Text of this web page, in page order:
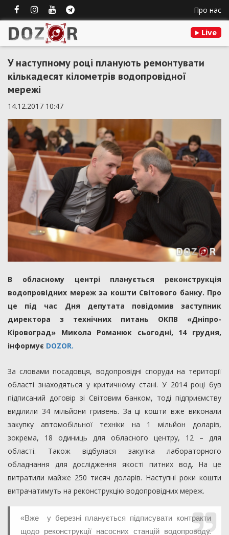
Про нас
Live
У наступному році планують ремонтувати
кількадесят кілометрів водопровідної
мережі
14.12.2017 10:47
В обласному центрі планується реконструкція
водопровідних мереж за кошти Світового банку. Про
це під час Дня депутата повідомив заступник
директора з технічних питань ОКПВ «Дніпро-
Кіровоград» Микола Романюк сьогодні, 14 грудня,
інформує DOZOR.
За словами посадовця, водопровідні споруди на території
області знаходяться у критичному стані. У 2014 році був
підписаний договір зі Світовим банком, тоді підприємству
виділили 34 мільйони гривень. За ці кошти вже виконали
закупку автомобільної техніки на 1 мільйон доларів,
зокрема, 18 одиниць для обласного центру, 12 – для
області. Також відбулася закупка лабораторного
обладнання для дослідження якості питних вод. На це
витратили майже 250 тисяч доларів. Наступні роки кошти
витрачатимуть на реконструкцію водопровідних мереж.
«Вже у березні планується підписувати контракти
щодо реконструкції насосних станцій водопроводу.